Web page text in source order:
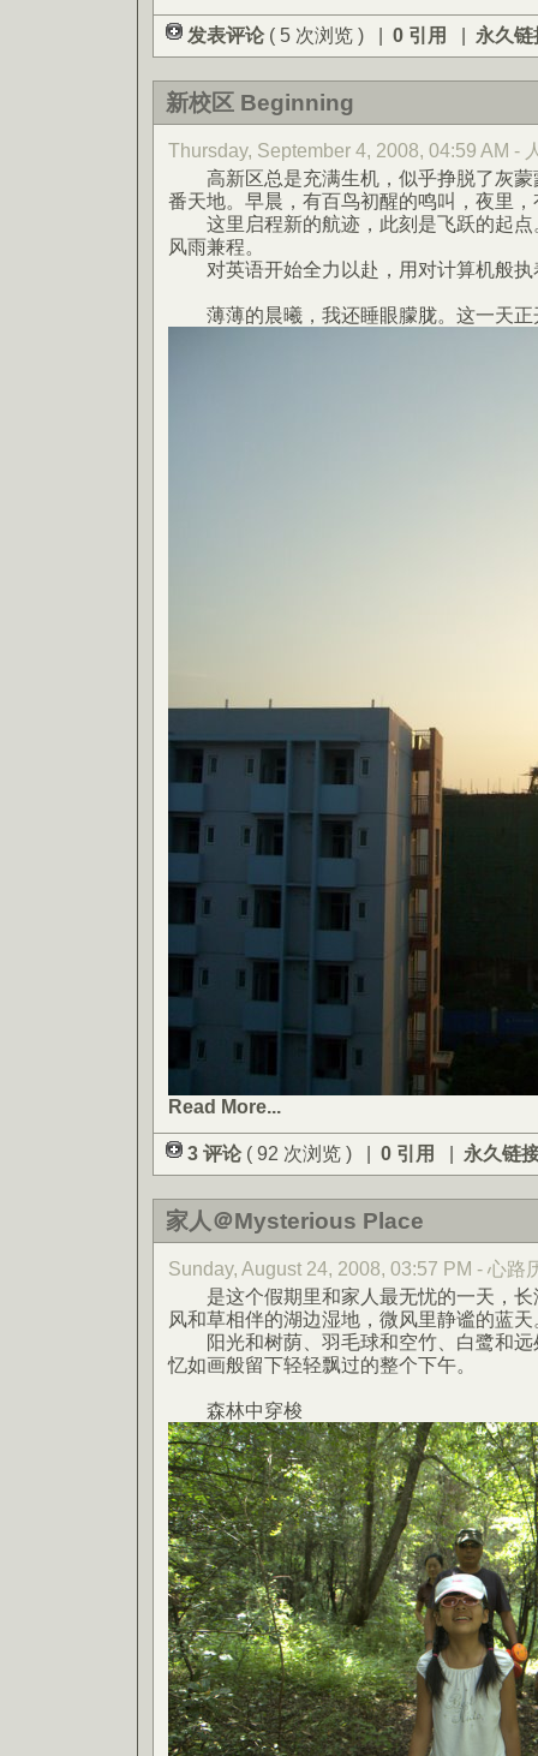
发表评论 ( 5 次浏览 ) | 0 引用 | 永久链
新校区 Beginning
Thursday, September 4, 2008, 04:59 AM -
高新区总是充满生机，似乎挣脱了灰蒙
番天地。早晨，有百鸟初醒的鸣叫，夜里
这里启程新的航迹，此刻是飞跃的起点
风雨兼程。
对英语开始全力以赴，用对计算机般执
薄薄的晨曦，我还睡眼朦胧。这一天正
Read More...
3 评论 ( 92 次浏览 ) | 0 引用 | 永久链
家人＠Mysterious Place
Sunday, August 24, 2008, 03:57 PM - 心路
是这个假期里和家人最无忧的一天，长
风和草相伴的湖边湿地，微风里静谧的蓝天
阳光和树荫、羽毛球和空竹、白鹭和远
忆如画般留下轻轻飘过的整个下午。
森林中穿梭